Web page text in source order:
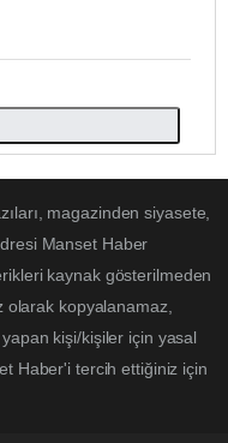
magazinden siyasete,
Manset Haber
kaynak gösterilmeden
olarak kopyalanamaz,
kişi/kişiler için yasal
Haber'i tercih ettiğiniz için